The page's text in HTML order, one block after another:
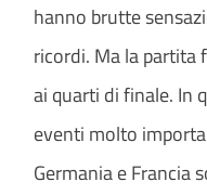
hanno brutte
ricordi. Ma la partita
ai quarti di finale. In
eventi molto
Germania e Francia